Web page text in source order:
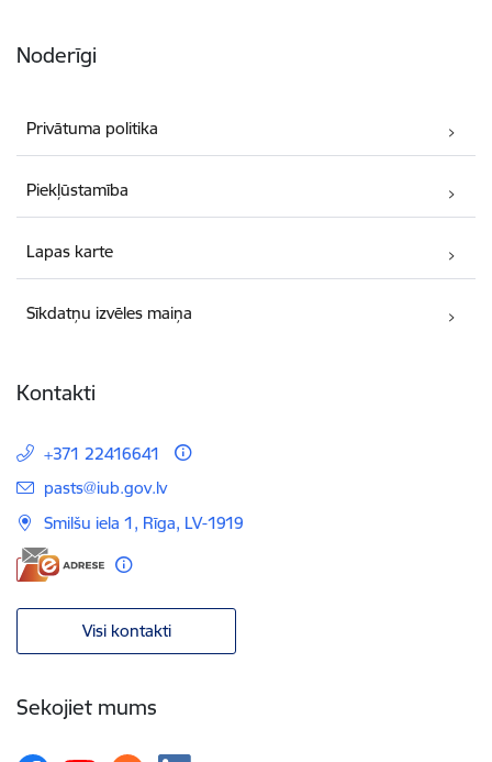
Noderīgi
Privātuma politika
Piekļūstamība
Lapas karte
Sīkdatņu izvēles maiņa
Kontakti
+371 22416641
E-pasts:
pasts@iub.gov.lv
Smilšu iela 1, Rīga, LV-1919
Visi kontakti
Sekojiet mums